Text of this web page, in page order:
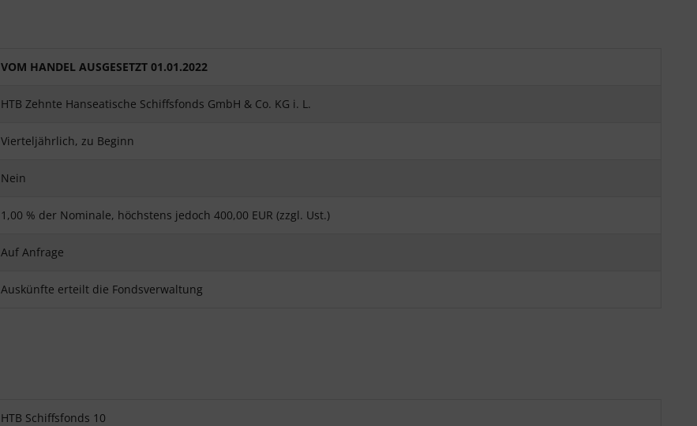
VOM HANDEL AUSGESETZT 01.01.2022
HTB Zehnte Hanseatische Schiffsfonds GmbH & Co. KG i. L.
Vierteljährlich, zu Beginn
Nein
1,00 % der Nominale, höchstens jedoch 400,00 EUR (zzgl. Ust.)
Auf Anfrage
Auskünfte erteilt die Fondsverwaltung
HTB Schiffsfonds 10